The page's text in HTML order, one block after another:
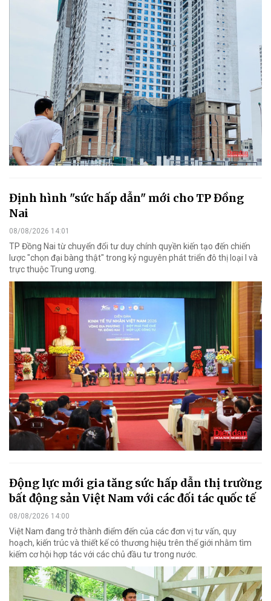
Định hình "sức hấp dẫn" mới cho TP Đồng
Nai
08/08/2026 14:01
TP Đồng Nai từ chuyển đổi tư duy chính quyền kiến tạo đến chiến
lược "chọn đại bàng thật" trong kỷ nguyên phát triển đô thị loại I và
trực thuộc Trung ương.
Động lực mới gia tăng sức hấp dẫn thị trường
bất động sản Việt Nam với các đối tác quốc tế
08/08/2026 14:00
Việt Nam đang trở thành điểm đến của các đơn vị tư vấn, quy
hoạch, kiến trúc và thiết kế có thương hiệu trên thế giới nhằm tìm
kiếm cơ hội hợp tác với các chủ đầu tư trong nước.